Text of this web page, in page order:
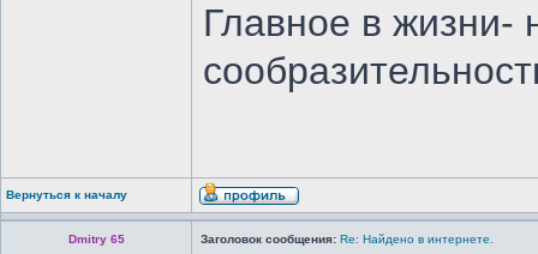
Главное в жизни-
Вернуться к началу
Dmitry 65 Заголовок сообщения: Re: Найдено в интернете.